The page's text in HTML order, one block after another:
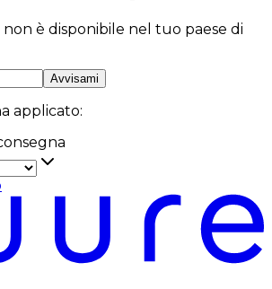
è disponibile nel tuo paese di
Avvisami
applicato: